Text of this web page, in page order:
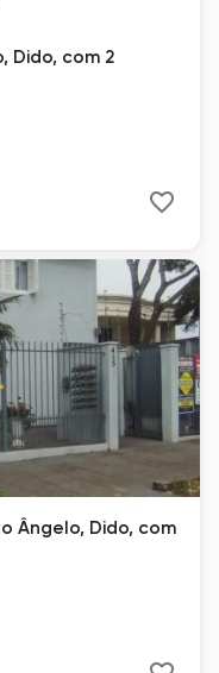
Dido, com 2
Ângelo, Dido, com